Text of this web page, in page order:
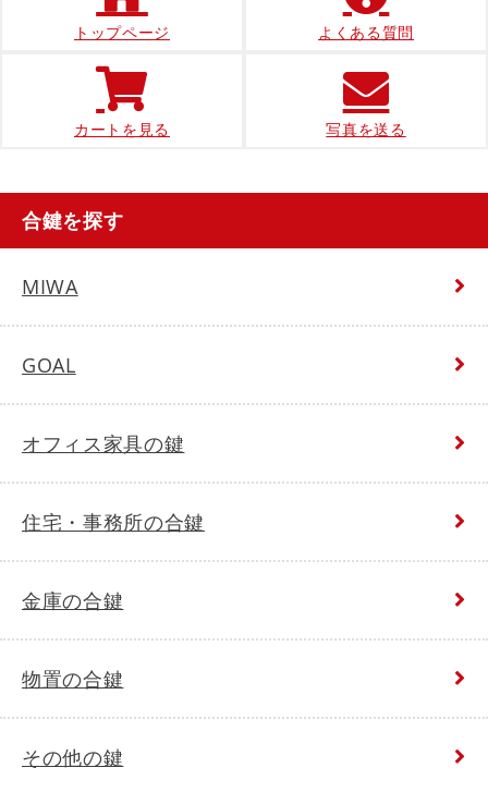
トップページ よくある質問
カートを見る 写真を送る
合鍵を探す
MIWA
GOAL
オフィス家具の鍵
住宅・事務所の合鍵
金庫の合鍵
物置の合鍵
その他の鍵